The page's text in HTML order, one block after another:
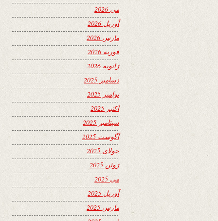
می 2026
آوریل 2026
مارس 2026
فوریه 2026
ژانویه 2026
دسامبر 2025
نوامبر 2025
اکتبر 2025
سپتامبر 2025
آگوست 2025
جولای 2025
ژوئن 2025
می 2025
آوریل 2025
مارس 2025